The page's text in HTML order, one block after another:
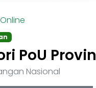
PoU
Nasional